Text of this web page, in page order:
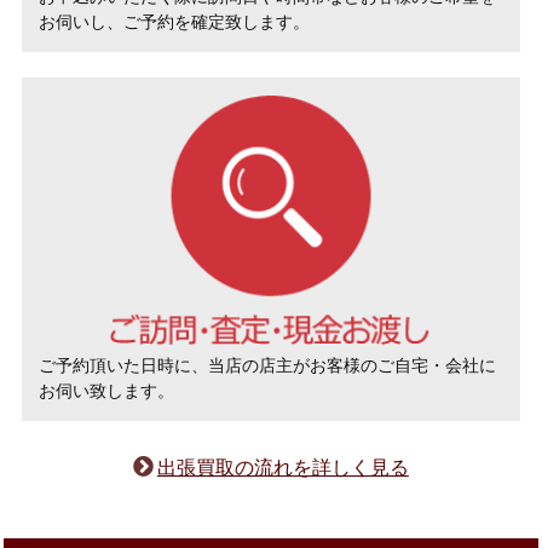
お伺いし、ご予約を確定致します。
ご予約頂いた日時に、当店の店主がお客様のご自宅・会社に
お伺い致します。
出張買取の流れを詳しく見る